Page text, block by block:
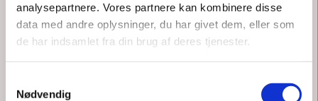
analysepartnere. Vores partnere kan kombinere disse
data med andre oplysninger, du har givet dem, eller som
de har indsamlet fra din brug af deres tjenester.
Nødvendig